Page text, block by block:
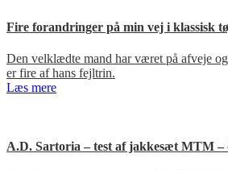
Fire forandringer på min vej i klassisk
Den velklædte mand har været på afveje
er fire af hans fejltrin.
Læs mere
A.D. Sartoria – test af jakkesæt MTM –